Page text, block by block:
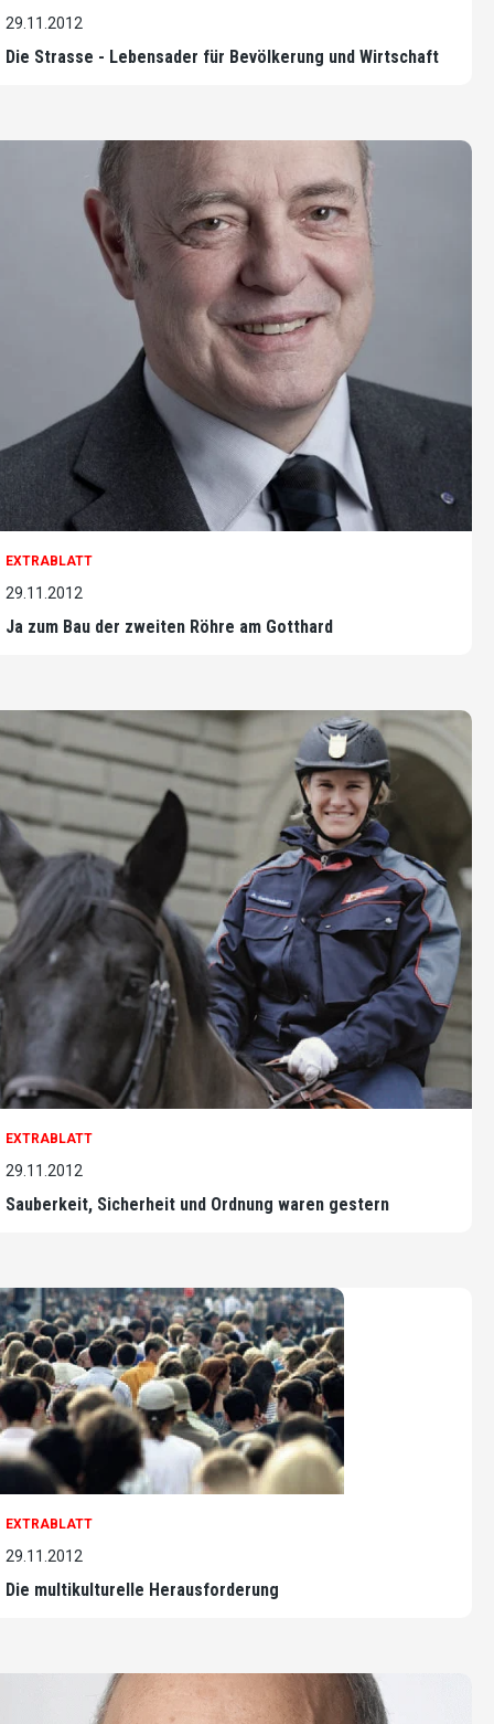
29.11.2012
Die Strasse - Lebensader für Bevölkerung und Wirtschaft
EXTRABLATT
29.11.2012
Ja zum Bau der zweiten Röhre am Gotthard
EXTRABLATT
29.11.2012
Sauberkeit, Sicherheit und Ordnung waren gestern
EXTRABLATT
29.11.2012
Die multikulturelle Herausforderung